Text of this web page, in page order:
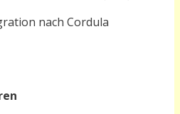
nach Cordula